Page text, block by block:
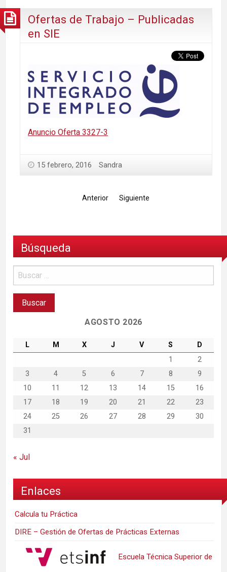
Ofertas de Trabajo – Publicadas
en SIE
Anuncio Oferta 3327-3
15 febrero, 2016 Sandra
Anterior Siguiente
Búsqueda
AGOSTO 2026
L M X J V S
D
1
2
3
4 5 6 7 8
9
10
11 12 13 14 15
16
17
18 19 20 21 22
23
24
25 26 27 28 29
30
31
« Jul
Enlaces
Calcula tu Práctica
DIRE – Gestión de Ofertas de Prácticas Externas
Escuela Técnica Superior de